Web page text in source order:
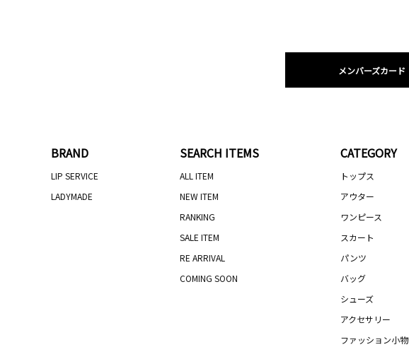
メンバーズカード
BRAND
LIP SERVICE
LADYMADE
SEARCH ITEMS
ALL ITEM
NEW ITEM
RANKING
SALE ITEM
RE ARRIVAL
COMING SOON
CATEGORY
トップス
アウター
ワンピース
スカート
パンツ
バッグ
シューズ
アクセサリー
ファッション小物